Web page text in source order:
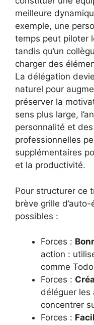
meilleure
exemple, une
temps peut piloter
tandis qu’un
charger des
La délégation
naturel pour
préserver la
sens plus large,
personnalité et
professionnelles
supplémentaires
et la productivité.
Pour structurer ce
brève grille
possibles :
Forces :
action :
comme
Forces :
déléguer
concentrer
Forces :